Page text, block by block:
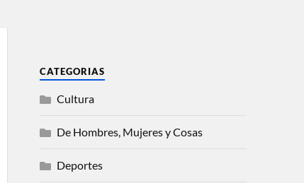
CATEGORIAS
Cultura
De Hombres, Mujeres y Cosas
Deportes